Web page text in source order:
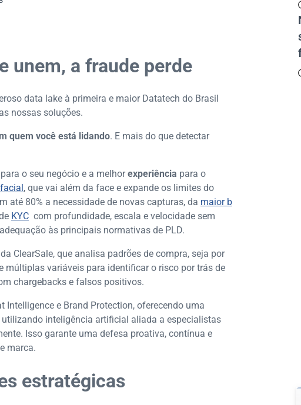
unem, a fraude perde
data lake à primeira e maior Datatech do Brasil
nossas soluções.
quem você está lidando. E mais do que detectar
para o seu negócio e a melhorexperiência para o
, que vai além da face e expande os limites do
até 80% a necessidade de novas capturas, da maior b
KYC com profundidade, escala e velocidade sem
às principais normativas de PLD.
da ClearSale, que analisa padrões de compra, seja por
múltiplas variáveis para identificar o risco por trás de
chargebacks e falsos positivos.
e Brand Protection, oferecendo uma
inteligência artificial aliada a especialistas
Isso garante uma defesa proativa, contínua e
marca.
estratégicas